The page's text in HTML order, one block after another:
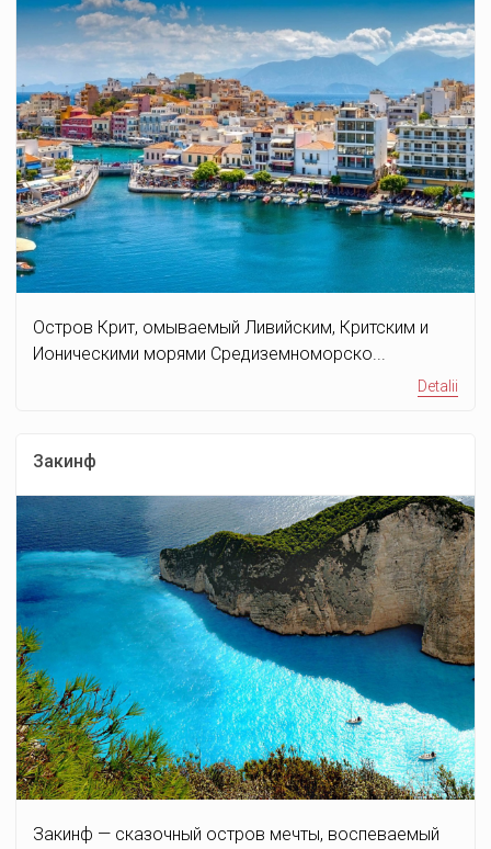
Остров Крит, омываемый Ливийским, Критским и
Ионическими морями Средиземноморско...
Detalii
Закинф
Закинф — сказочный остров мечты, воспеваемый